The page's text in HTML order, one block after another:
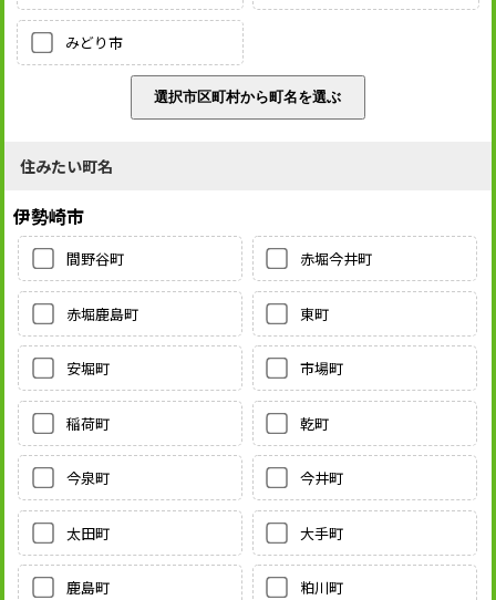
みどり市
住みたい町名
伊勢崎市
間野谷町 赤堀今井町
赤堀鹿島町 東町
安堀町 市場町
稲荷町 乾町
今泉町 今井町
太田町 大手町
鹿島町 粕川町